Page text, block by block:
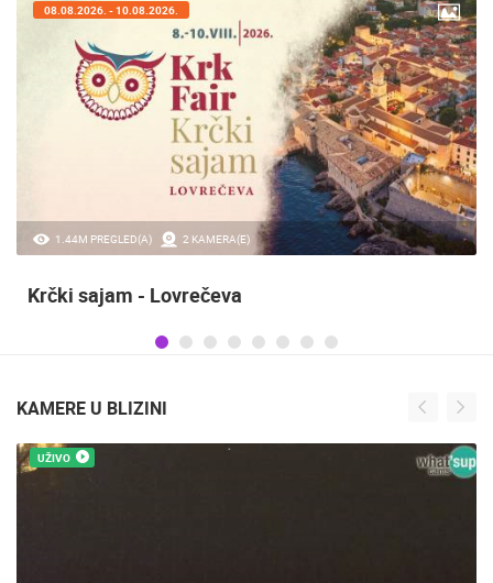
20.97K PREGLED(A) 2 KAMERA(E)
07.08.2026. - 09.08.2026.
Sinjska alka
KAMERE U BLIZINI
UŽIVO